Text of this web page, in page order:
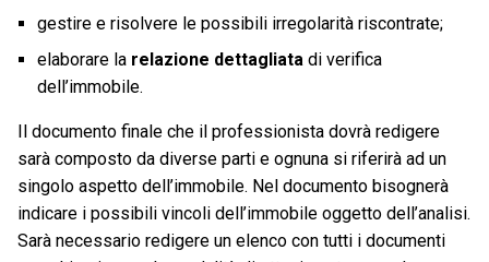
gestire e risolvere le possibili irregolarità riscontrate;
elaborare la relazione dettagliata di verifica
dell’immobile.
Il documento finale che il professionista dovrà redigere
sarà composto da diverse parti e ognuna si riferirà ad un
singolo aspetto dell’immobile. Nel documento bisognerà
indicare i possibili vincoli dell’immobile oggetto dell’analisi.
Sarà necessario redigere un elenco con tutti i documenti